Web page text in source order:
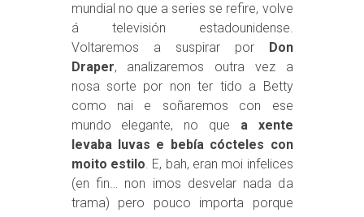
mundial no que a series se refire, volve
á televisión estadounidense.
Voltaremos a suspirar por Don
Draper, analizaremos outra vez a
nosa sorte por non ter tido a Betty
como nai e soñaremos con ese
mundo elegante, no que a xente
levaba luvas e bebía cócteles con
moito estilo. E, bah, eran moi infelices
(en fin… non imos desvelar nada da
trama) pero pouco importa porque